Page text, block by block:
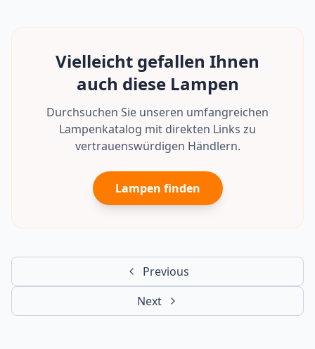
Vielleicht gefallen Ihnen
auch diese Lampen
Durchsuchen Sie unseren umfangreichen
Lampenkatalog mit direkten Links zu
vertrauenswürdigen Händlern.
Lampen finden
Previous
Next